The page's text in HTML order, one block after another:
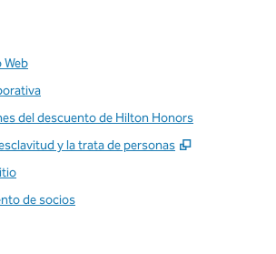
Web
del descuento de Hilton Honors
y la trata de personas
,
de socios